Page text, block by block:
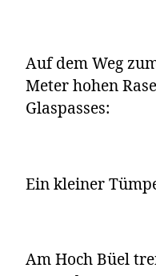
Auf dem Weg
Meter hohen
Glaspasses:
Ein kleiner
Am Hoch Büel